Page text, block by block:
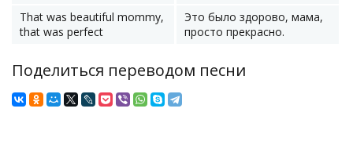
That was beautiful mommy,
that was perfect
Это было здорово, мама,
просто прекрасно.
Поделиться переводом песни